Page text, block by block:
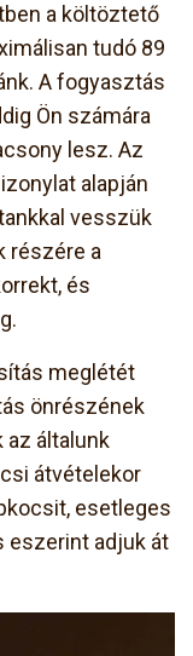
a költöztető
tudó 89
A fogyasztás
Ön számára
lesz. Az
alapján
vesszük
részére a
és
meglétét
önrészének
általunk
átvételekor
esetleges
eszerint adjuk át